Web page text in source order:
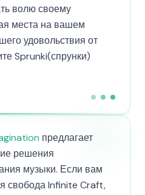
волю своему
места на вашем
удовольствия от
Sprunki(спрунки)
предлагает
решения
музыки. Если вам
свобода Infinite Craft,